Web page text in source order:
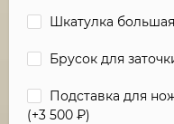
Шкатулка
Брусок для
Подставка для
(+3 500 ₽)